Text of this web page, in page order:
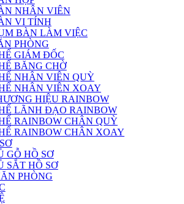
NHÂN VIÊN
VI TÍNH
BÀN LÀM VIỆC
PHÒNG
GIÁM ĐỐC
BĂNG CHỜ
NHÂN VIÊN QUỲ
NHÂN VIÊN XOAY
HIỆU RAINBOW
LÃNH ĐẠO RAINBOW
RAINBOW CHÂN QUỲ
RAINBOW CHÂN XOAY
GỖ HỒ SƠ
SẮT HỒ SƠ
PHÒNG